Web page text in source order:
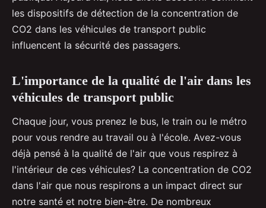
les dispositifs de détection de la concentration de
CO2 dans les véhicules de transport public
influencent la sécurité des passagers.
L'importance de la qualité de l'air dans les
véhicules de transport public
Chaque jour, vous prenez le bus, le train ou le métro
pour vous rendre au travail ou à l'école. Avez-vous
déjà pensé à la qualité de l'air que vous respirez à
l'intérieur de ces véhicules? La concentration de CO2
dans l'air que nous respirons a un impact direct sur
notre santé et notre bien-être. De nombreux